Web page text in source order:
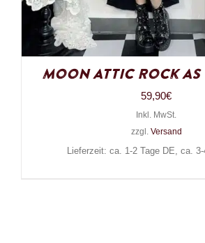
Moon Attic Rock As
59,90€
Inkl. MwSt.
zzgl. Versand
Lieferzeit: ca. 1-2 Tage DE, ca.